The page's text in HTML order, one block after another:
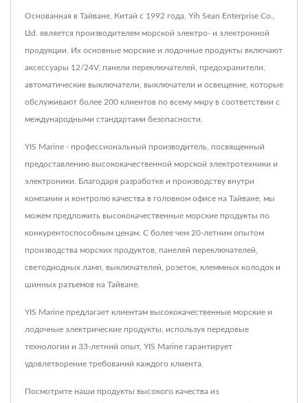
Основанная в Тайване, Китай с 1992 года, Yih Sean Enterprise Co.,
Ltd. является производителем морской электро- и электронной
продукции. Их основные морские и лодочные продукты включают
аксессуары 12/24V, панели переключателей, предохранители,
автоматические выключатели, выключатели и освещение, которые
обслуживают более 200 клиентов по всему миру в соответствии с
международными стандартами безопасности.
YIS Marine - профессиональный производитель, посвященный
предоставлению высококачественной морской электротехники и
электроники. Благодаря разработке и производству внутри
компании и контролю качества в головном офисе на Тайване, мы
можем предложить высококачественные морские продукты по
конкурентоспособным ценам. С более чем 20-летним опытом
производства морских продуктов, панелей переключателей,
светодиодных ламп, выключателей, розеток, клеммных колодок и
шинных разъемов на Тайване.
YIS Marine предлагает клиентам высококачественные морские и
лодочные электрические продукты, используя передовые
технологии и 33-летний опыт, YIS Marine гарантирует
удовлетворение требований каждого клиента.
Посмотрите наши продукты высокого качества из